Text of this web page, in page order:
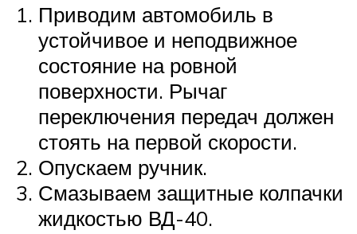
Приводим автомобиль в
устойчивое и неподвижное
состояние на ровной
поверхности. Рычаг
переключения передач должен
стоять на первой скорости.
Опускаем ручник.
Смазываем защитные колпачки
жидкостью ВД-40.